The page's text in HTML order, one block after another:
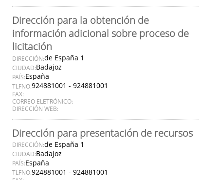
Dirección para la obtención de
información adicional sobre proceso de
licitación
DIRECCIÓN:de España 1
CIUDAD:Badajoz
PAÍS:España
TLFNO:924881001 - 924881001
FAX:
CORREO ELETRÓNICO:
DIRECCIÓN WEB:
Dirección para presentación de recursos
DIRECCIÓN:de España 1
CIUDAD:Badajoz
PAÍS:España
TLFNO:924881001 - 924881001